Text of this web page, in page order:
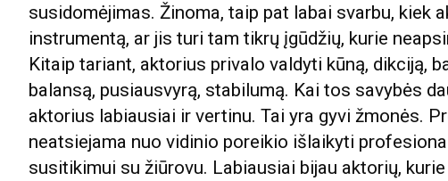
susidomėjimas. Žinoma, taip pat labai svarbu, kiek
instrumentą, ar jis turi tam tikrų įgūdžių, kurie
Kitaip tariant, aktorius privalo valdyti kūną, dikciją,
balansą, pusiausvyrą, stabilumą. Kai tos savybės
aktorius labiausiai ir vertinu. Tai yra gyvi žmonės.
neatsiejama nuo vidinio poreikio išlaikyti
susitikimui su žiūrovu. Labiausiai bijau aktorių,